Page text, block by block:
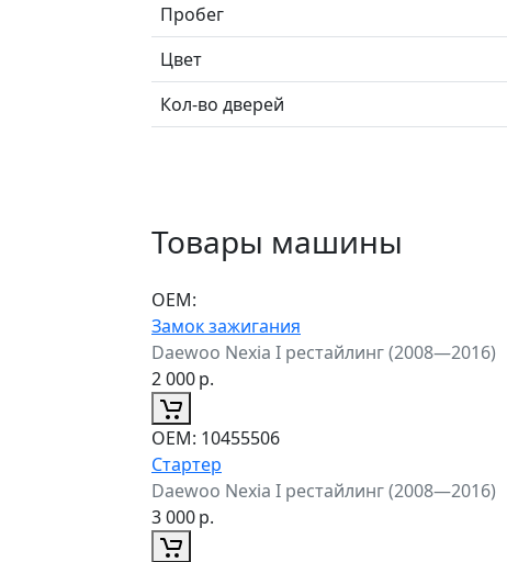
Пробег
Цвет
Кол-во дверей
Товары машины
ОЕМ:
Замок зажигания
Daewoo Nexia I рестайлинг (2008—2016)
2 000р.
ОЕМ: 10455506
Стартер
Daewoo Nexia I рестайлинг (2008—2016)
3 000р.